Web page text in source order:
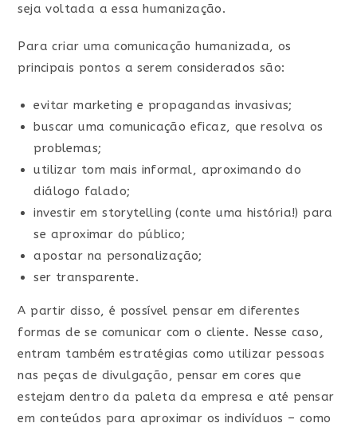
seja voltada a essa humanização.
Para criar uma comunicação humanizada, os
principais pontos a serem considerados são:
evitar marketing e propagandas invasivas;
buscar uma comunicação eficaz, que resolva os
problemas;
utilizar tom mais informal, aproximando do
diálogo falado;
investir em storytelling (conte uma história!) para
se aproximar do público;
apostar na personalização;
ser transparente.
A partir disso, é possível pensar em diferentes
formas de se comunicar com o cliente. Nesse caso,
entram também estratégias como utilizar pessoas
nas peças de divulgação, pensar em cores que
estejam dentro da paleta da empresa e até pensar
em conteúdos para aproximar os indivíduos – como